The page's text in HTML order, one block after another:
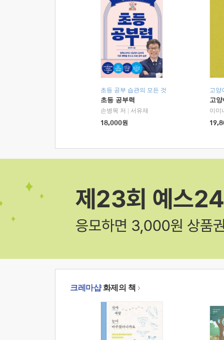
초등 공부 습관의 모든 것
초등 공부력
손병목 저
서유재
18,000원
고양
고
이미
크레마샵화제의 책